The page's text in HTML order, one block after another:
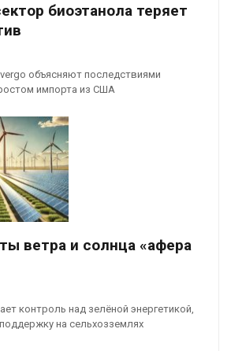
биоэтанола теряет
объясняют последствиями
импорта из США
ветра и солнца «афера
контроль над зелёной энергетикой,
на сельхозземлях